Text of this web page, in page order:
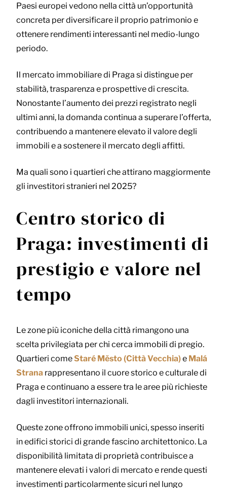
Paesi europei vedono nella città un’opportunità
concreta per diversificare il proprio patrimonio e
ottenere rendimenti interessanti nel medio-lungo
periodo.
Il mercato immobiliare di Praga si distingue per
stabilità, trasparenza e prospettive di crescita.
Nonostante l’aumento dei prezzi registrato negli
ultimi anni, la domanda continua a superare l’offerta,
contribuendo a mantenere elevato il valore degli
immobili e a sostenere il mercato degli affitti.
Ma quali sono i quartieri che attirano maggiormente
gli investitori stranieri nel 2025?
Centro storico di
Praga: investimenti di
prestigio e valore nel
tempo
Le zone più iconiche della città rimangono una
scelta privilegiata per chi cerca immobili di pregio.
Quartieri comeStaré Město (Città Vecchia)e Malá
Strana rappresentano il cuore storico e culturale di
Praga e continuano a essere tra le aree più richieste
dagli investitori internazionali.
Queste zone offrono immobili unici, spesso inseriti
in edifici storici di grande fascino architettonico. La
disponibilità limitata di proprietà contribuisce a
mantenere elevati i valori di mercato e rende questi
investimenti particolarmente sicuri nel lungo